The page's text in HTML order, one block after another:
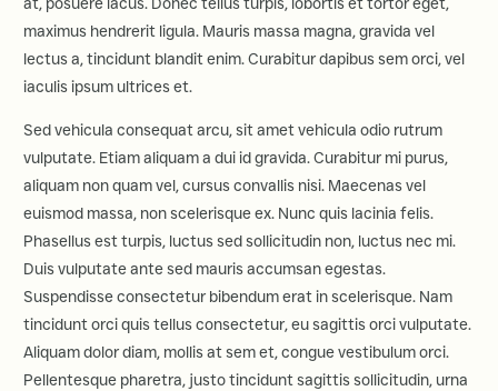
maximus hendrerit ligula. Mauris massa magna, gravida vel
lectus a, tincidunt blandit enim. Curabitur dapibus sem orci, vel
iaculis ipsum ultrices et.
Sed vehicula consequat arcu, sit amet vehicula odio rutrum
vulputate. Etiam aliquam a dui id gravida. Curabitur mi purus,
aliquam non quam vel, cursus convallis nisi. Maecenas vel
euismod massa, non scelerisque ex. Nunc quis lacinia felis.
Phasellus est turpis, luctus sed sollicitudin non, luctus nec mi.
Duis vulputate ante sed mauris accumsan egestas.
Suspendisse consectetur bibendum erat in scelerisque. Nam
tincidunt orci quis tellus consectetur, eu sagittis orci vulputate.
Aliquam dolor diam, mollis at sem et, congue vestibulum orci.
Pellentesque pharetra, justo tincidunt sagittis sollicitudin, urna